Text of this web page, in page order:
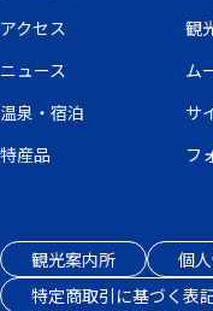
アクセス
観
ニュース
ム
温泉・宿泊
サ
特産品
フ
観光案内所
個
特定商取引に基づく表